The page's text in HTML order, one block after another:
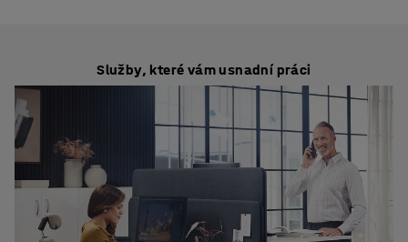
Služby, které vám usnadní práci